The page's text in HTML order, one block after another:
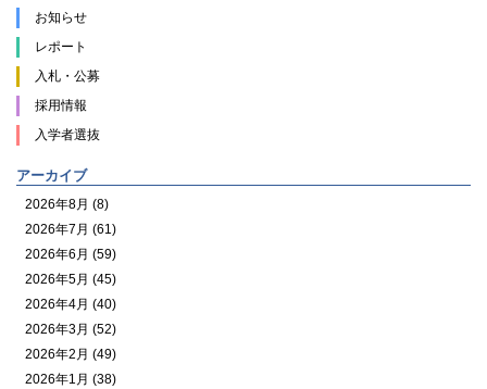
お知らせ
レポート
入札・公募
採用情報
入学者選抜
アーカイブ
2026年8月 (8)
2026年7月 (61)
2026年6月 (59)
2026年5月 (45)
2026年4月 (40)
2026年3月 (52)
2026年2月 (49)
2026年1月 (38)